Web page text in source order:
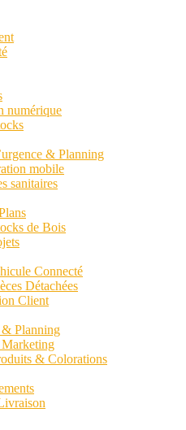
numérique
& Planning
mobile
sanitaires
de Bois
Connecté
Détachées
Client
Planning
& Colorations